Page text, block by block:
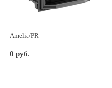
Amelia/PR
0 руб.